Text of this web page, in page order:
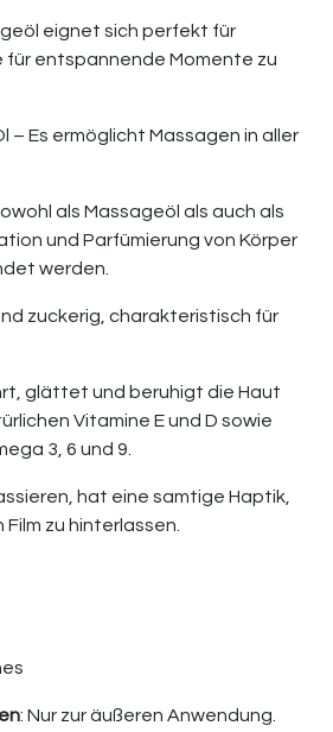
eignet sich perfekt für
entspannende Momente zu
– Es ermöglicht Massagen in aller
als Massageöl als auch als
und Parfümierung von Körper
werden.
zuckerig, charakteristisch für
glättet und beruhigt die Haut
Vitamine E und D sowie
3, 6 und 9.
hat eine samtige Haptik,
zu hinterlassen.
: Nur zur äußeren Anwendung.